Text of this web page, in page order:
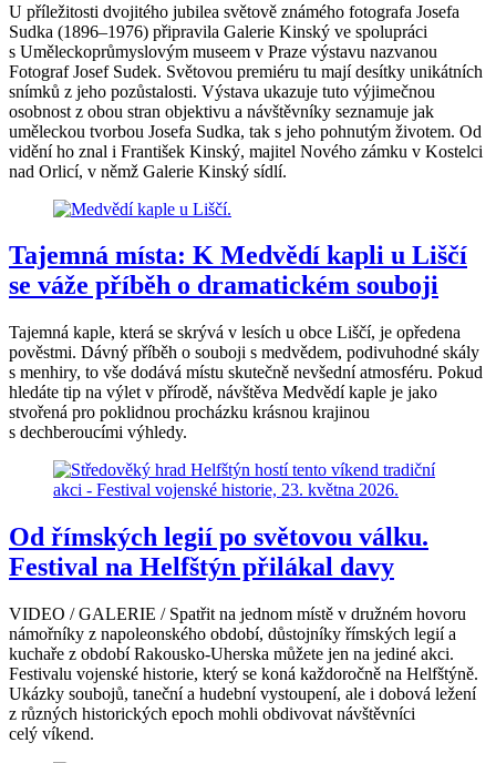
U příležitosti dvojitého jubilea světově známého fotografa Josefa
Sudka (1896–1976) připravila Galerie Kinský ve spolupráci
s Uměleckoprůmyslovým museem v Praze výstavu nazvanou
Fotograf Josef Sudek. Světovou premiéru tu mají desítky unikátních
snímků z jeho pozůstalosti. Výstava ukazuje tuto výjimečnou
osobnost z obou stran objektivu a návštěvníky seznamuje jak
uměleckou tvorbou Josefa Sudka, tak s jeho pohnutým životem. Od
vidění ho znal i František Kinský, majitel Nového zámku v Kostelci
nad Orlicí, v němž Galerie Kinský sídlí.
Tajemná místa: K Medvědí kapli u Liščí
se váže příběh o dramatickém souboji
Tajemná kaple, která se skrývá v lesích u obce Liščí, je opředena
pověstmi. Dávný příběh o souboji s medvědem, podivuhodné skály
s menhiry, to vše dodává místu skutečně nevšední atmosféru. Pokud
hledáte tip na výlet v přírodě, návštěva Medvědí kaple je jako
stvořená pro poklidnou procházku krásnou krajinou
s dechberoucími výhledy.
Od římských legií po světovou válku.
Festival na Helfštýn přilákal davy
VIDEO / GALERIE / Spatřit na jednom místě v družném hovoru
námořníky z napoleonského období, důstojníky římských legií a
kuchaře z období Rakousko-Uherska můžete jen na jediné akci.
Festivalu vojenské historie, který se koná každoročně na Helfštýně.
Ukázky soubojů, taneční a hudební vystoupení, ale i dobová ležení
z různých historických epoch mohli obdivovat návštěvníci
celý víkend.